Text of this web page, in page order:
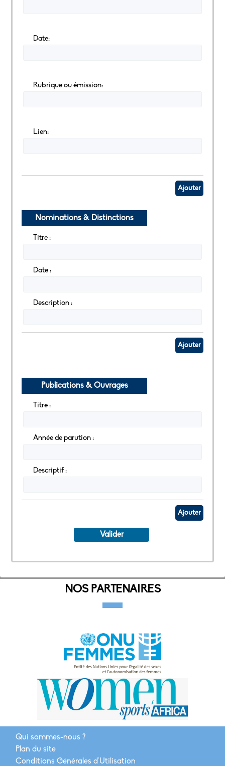
Date:
Rubrique ou émission:
Lien:
Ajouter
Nominations & Distinctions
Titre :
Date :
Description :
Ajouter
Publications & Ouvrages
Titre :
Année de parution :
Descriptif :
Ajouter
NOS PARTENAIRES
Qui sommes-nous ?
Plan du site
Conditions Générales d'Utilisation